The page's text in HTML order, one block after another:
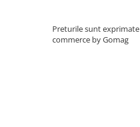
Preturile sunt
commerce by Gomag